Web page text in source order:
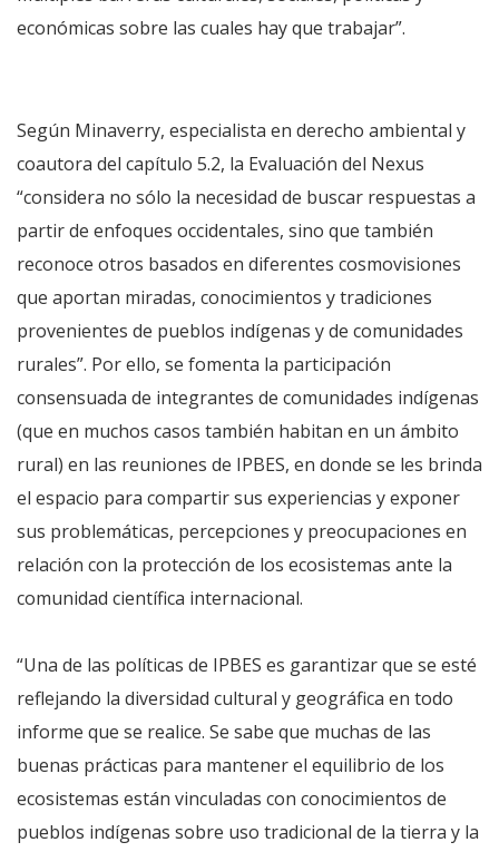
económicas sobre las cuales hay que trabajar”.
Según Minaverry, especialista en derecho ambiental y
coautora del capítulo 5.2, la Evaluación del Nexus
“considera no sólo la necesidad de buscar respuestas a
partir de enfoques occidentales, sino que también
reconoce otros basados ​​en diferentes cosmovisiones
que aportan miradas, conocimientos y tradiciones
provenientes de pueblos indígenas y de comunidades
rurales”. Por ello, se fomenta la participación
consensuada de integrantes de comunidades indígenas
(que en muchos casos también habitan en un ámbito
rural) en las reuniones de IPBES, en donde se les brinda
el espacio para compartir sus experiencias y exponer
sus problemáticas, percepciones y preocupaciones en
relación con la protección de los ecosistemas ante la
comunidad científica internacional.
“Una de las políticas de IPBES es garantizar que se esté
reflejando la diversidad cultural y geográfica en todo
informe que se realice. Se sabe que muchas de las
buenas prácticas para mantener el equilibrio de los
ecosistemas están vinculadas con conocimientos de
pueblos indígenas sobre uso tradicional de la tierra y la